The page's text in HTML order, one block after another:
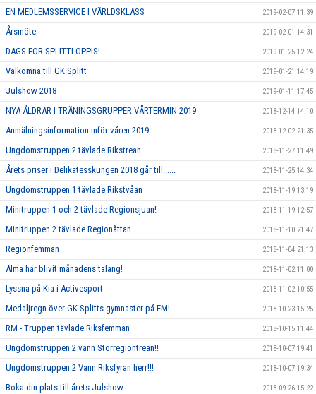
EN MEDLEMSSERVICE I VÄRLDSKLASS 2019-02-07 11:39
Årsmöte 2019-02-01 14:31
DAGS FÖR SPLITTLOPPIS! 2019-01-25 12:24
Välkomna till GK Splitt 2019-01-21 14:19
Julshow 2018 2019-01-11 17:45
NYA ÅLDRAR I TRÄNINGSGRUPPER VÅRTERMIN 2019 2018-12-14 14:10
Anmälningsinformation inför våren 2019 2018-12-02 21:35
Ungdomstruppen 2 tävlade Rikstrean 2018-11-27 11:49
Årets priser i Delikatesskungen 2018 går till...... 2018-11-25 14:34
Ungdomstruppen 1 tävlade Rikstvåan 2018-11-19 13:19
Minitruppen 1 och 2 tävlade Regionsjuan! 2018-11-19 12:57
Minitruppen 2 tävlade Regionåttan 2018-11-10 21:47
Regionfemman 2018-11-04 21:13
Alma har blivit månadens talang! 2018-11-02 11:00
Lyssna på Kia i Activesport 2018-11-02 10:55
Medaljregn över GK Splitts gymnaster på EM! 2018-10-23 15:25
RM - Truppen tävlade Riksfemman 2018-10-15 11:44
Ungdomstruppen 2 vann Storregiontrean!! 2018-10-07 19:41
Ungdomstruppen 2 Vann Riksfyran herr!!! 2018-10-07 19:34
Boka din plats till årets Julshow 2018-09-26 15:22